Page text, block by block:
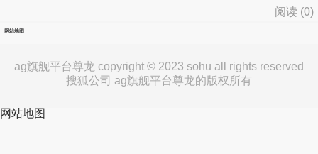
阅读 (0)
网站地图
ag旗舰平台尊龙 copyright © 2023 sohu all rights reserved
搜狐公司 ag旗舰平台尊龙的版权所有
网站地图